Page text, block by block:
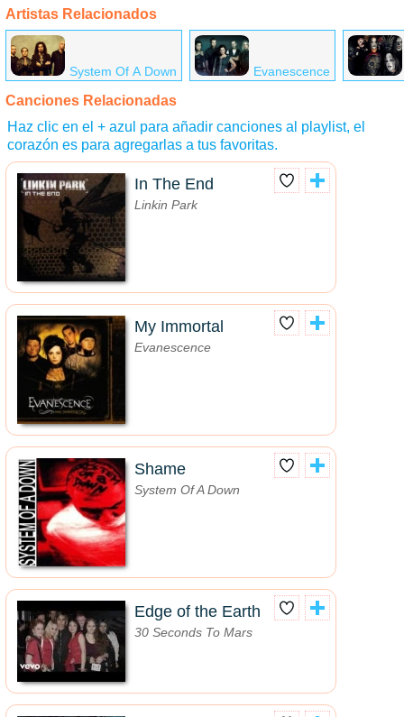
Artistas Relacionados
System Of A Down Evanescence
Canciones Relacionadas
Haz clic en el + azul para añadir canciones al playlist, el
corazón es para agregarlas a tus favoritas.
In The End
Linkin Park
My Immortal
Evanescence
Shame
System Of A Down
Edge of the Earth
30 Seconds To Mars